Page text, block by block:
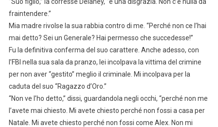
fraintendere.”
Mia madre rivolse la sua rabbia contro di me. “Perché non ce l’hai
mai detto? Sei un Generale? Hai permesso che succedesse!”
Fu la definitiva conferma del suo carattere. Anche adesso, con
l’FBI nella sua sala da pranzo, lei incolpava la vittima del crimine
per non aver “gestito” meglio il criminale. Mi incolpava per la
caduta del suo “Ragazzo d’Oro.”
“Non ve l’ho detto,” dissi, guardandola negli occhi, “perché non me
l’avete mai chiesto. Mi avete chiesto perché non fossi a casa per
Natale. Mi avete chiesto perché non fossi come Alex. Non mi